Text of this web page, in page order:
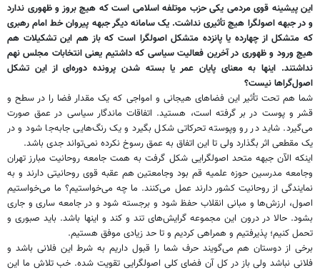
این پیشینه قوی مردمی یکی حزب موتلفه اسلامی است که هیچ بروز و ظهوری ندارد
و در جبهه اصولگرا هیچ تأثیری نداشت. یک سامانه دیگر جبهه پیروان خط امام رهبری
که متشکل از چهارده یا پانزده متشکل اصولگرا است که باز هم این تشکیلات هم
هیچ ورود و ظهوری در آخرین فعالیت سیاسی که داشتیم یعنی انتخابات مجلس نهم
نداشتند. اینها به معنای پایان عمر یا بسته شدن پرونده دوره‌ای از این تشکل‌
اصول‌گراها نیست؟
شما هم تحت تأثیر این فضا‌های هیجانی و امواجی که یک مقدار فضا را در سطح و
قشر و پوست در بر گرفته است، هستید. اتفاقات ماندگار سیاسی در عمق صورت
می‌گیرد. شاید در رو وپوسته تحرکاتی شکل بگیرد و یک رنگ‌هایی جابه‌جا شود و در
یک مقطعی اثر بگذارد ولی تا این اتفاق به عمق رسوخ نکرده نمی‌تواند جدی باشد.
اینکه الآن جبهه متحد اصولگرایی شکل گرفت به همت جامعه روحانیت مبارز تهران
وجامعه مدرسین حوزه علمیه قم بود وجامعتین هم عقبه قوی روحانیتی دارند و به
نمایندگی از روحانیت کشور دارند عمل می‌کنند. ما چه می‌خواستیم؟ ما می‌خواستیم
اصول، ارزش‌ها و مبانی انقلاب حفظ شود و برجسته شود و در جامعه ساری و جاری
بشود. حالا در درون این مجموعه گرایش‌های تند و کند و اینها باشد. باید صبوری و
تحمل کنیم؛ پذیرفتیم و همراهی کردیم و تا حد زیادی موفق هستیم.
برخی از دوستان هم می‌گویند حرف شما را قبول داریم به شرط این فلانی باشد و
فلانی نباشد ولی باز در کل آن فضای کلی اصولگرایی تقویت شده. خب تلاش ما این